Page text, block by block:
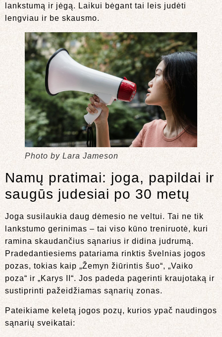
lankstumą ir jėgą. Laikui bėgant tai leis judėti
lengviau ir be skausmo.
Photo by Lara Jameson
Namų pratimai: joga, papildai ir
saugūs judesiai po 30 metų
Joga susilaukia daug dėmesio ne veltui. Tai ne tik
lankstumo gerinimas – tai viso kūno treniruotė, kuri
ramina skaudančius sąnarius ir didina judrumą.
Pradedantiesiems patariama rinktis švelnias jogos
pozas, tokias kaip „Žemyn žiūrintis šuo“, „Vaiko
poza“ ir „Karys II“. Jos padeda pagerinti kraujotaką ir
sustiprinti pažeidžiamas sąnarių zonas.
Pateikiame keletą jogos pozų, kurios ypač naudingos
sąnarių sveikatai: